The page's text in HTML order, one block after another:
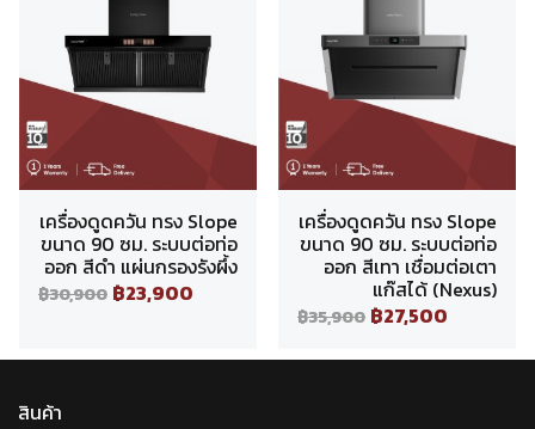
เครื่องดูดควัน ทรง Slope
ขนาด 90 ซม. ระบบต่อท่อ
ออก สีดำ แผ่นกรองรังผึ้ง
฿30,900 ฿23,900
เครื่องดูดควัน ทรง Slope
ขนาด 90 ซม. ระบบต่อท่อ
ออก สีเทา เชื่อมต่อเตา
แก๊สได้ (Nexus)
฿35,900 ฿27,500
สินค้า